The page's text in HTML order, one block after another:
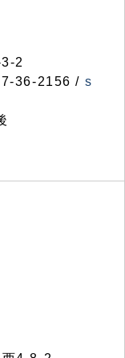
2
36-2156 / s